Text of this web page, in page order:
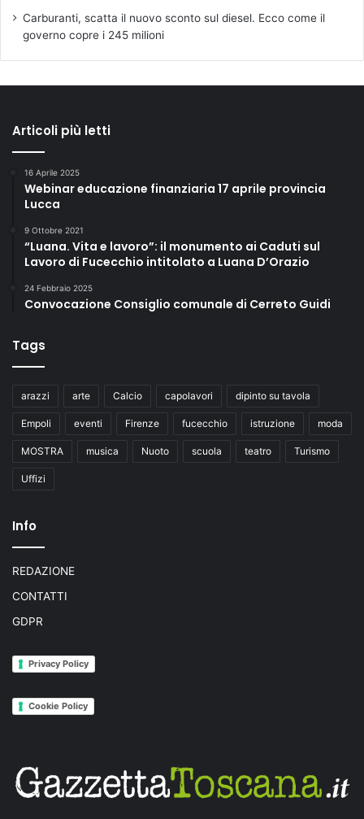
Carburanti, scatta il nuovo sconto sul diesel. Ecco come il
governo copre i 245 milioni
Articoli più letti
16 Aprile 2025
Webinar educazione finanziaria 17 aprile provincia
Lucca
9 Ottobre 2021
“Luana. Vita e lavoro”: il monumento ai Caduti sul
Lavoro di Fucecchio intitolato a Luana D’Orazio
24 Febbraio 2025
Convocazione Consiglio comunale di Cerreto Guidi
Tags
arazzi arte Calcio capolavori dipinto su tavola
Empoli eventi Firenze fucecchio istruzione moda
MOSTRA musica Nuoto scuola teatro Turismo
Uffizi
Info
REDAZIONE
CONTATTI
GDPR
Privacy Policy
Cookie Policy